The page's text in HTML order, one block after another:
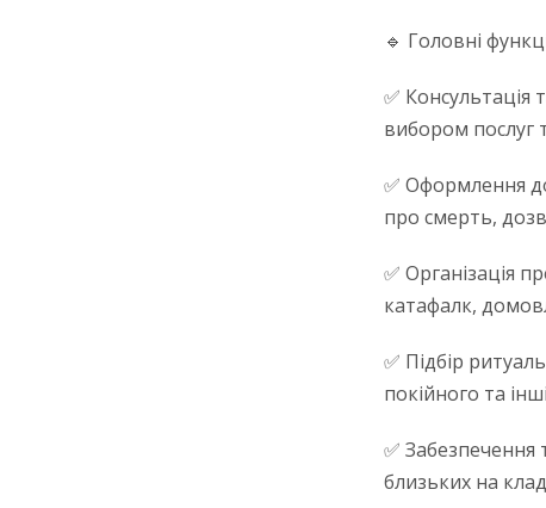
🔹 Головні
✅ Консультація
вибором послуг
✅ Оформлення
про смерть,
✅ Організація
катафалк,
✅ Підбір
покійного та
✅ Забезпечення
близьких на